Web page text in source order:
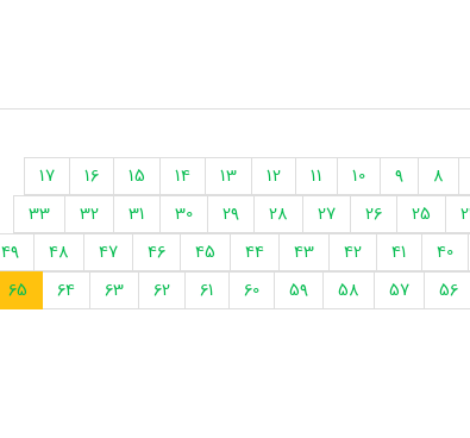
8
9
10
11
12
13
14
15
16
17
25
26
27
28
29
30
31
32
33
40
41
42
43
44
45
46
47
48
49
56
57
58
59
60
61
62
63
64
65